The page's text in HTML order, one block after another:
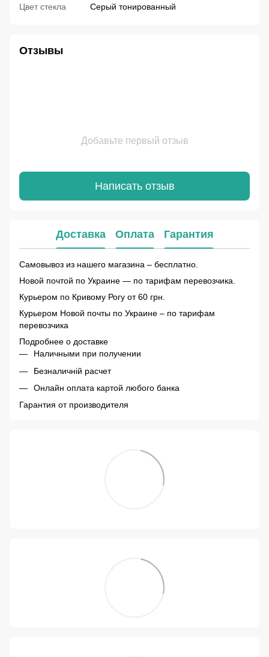
Цвет стекла
Серый тонированный
Отзывы
Добавьте первый отзыв
Написать отзыв
Доставка Оплата Гарантия
Самовывоз из нашего магазина – бесплатно.
Новой почтой по Украине — по тарифам перевозчика.
Курьером по Кривому Рогу от 60 грн.
Курьером Новой почты по Украине – по тарифам
перевозчика
Подробнее о доставке
Наличными при получении
Безналичній расчет
Онлайн оплата картой любого банка
Гарантия от производителя